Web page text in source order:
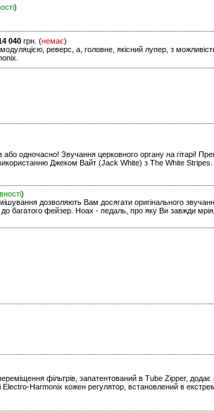
)
040 грн. (немає)
реверс, а, головне, якісний лупер, з
або одночасно! Звучання церковного органу на гітарі!
Джеком Вайт (Jack White) з The White Stripes.
)
дозволяють Вам досягати оригінального
багатого фейзер. Hoax - педаль, про яку Ви завжди
фільтрів, запатентований в Tube Zipper, додає
Electro-Harmonix кожен регулятор, встановлений в